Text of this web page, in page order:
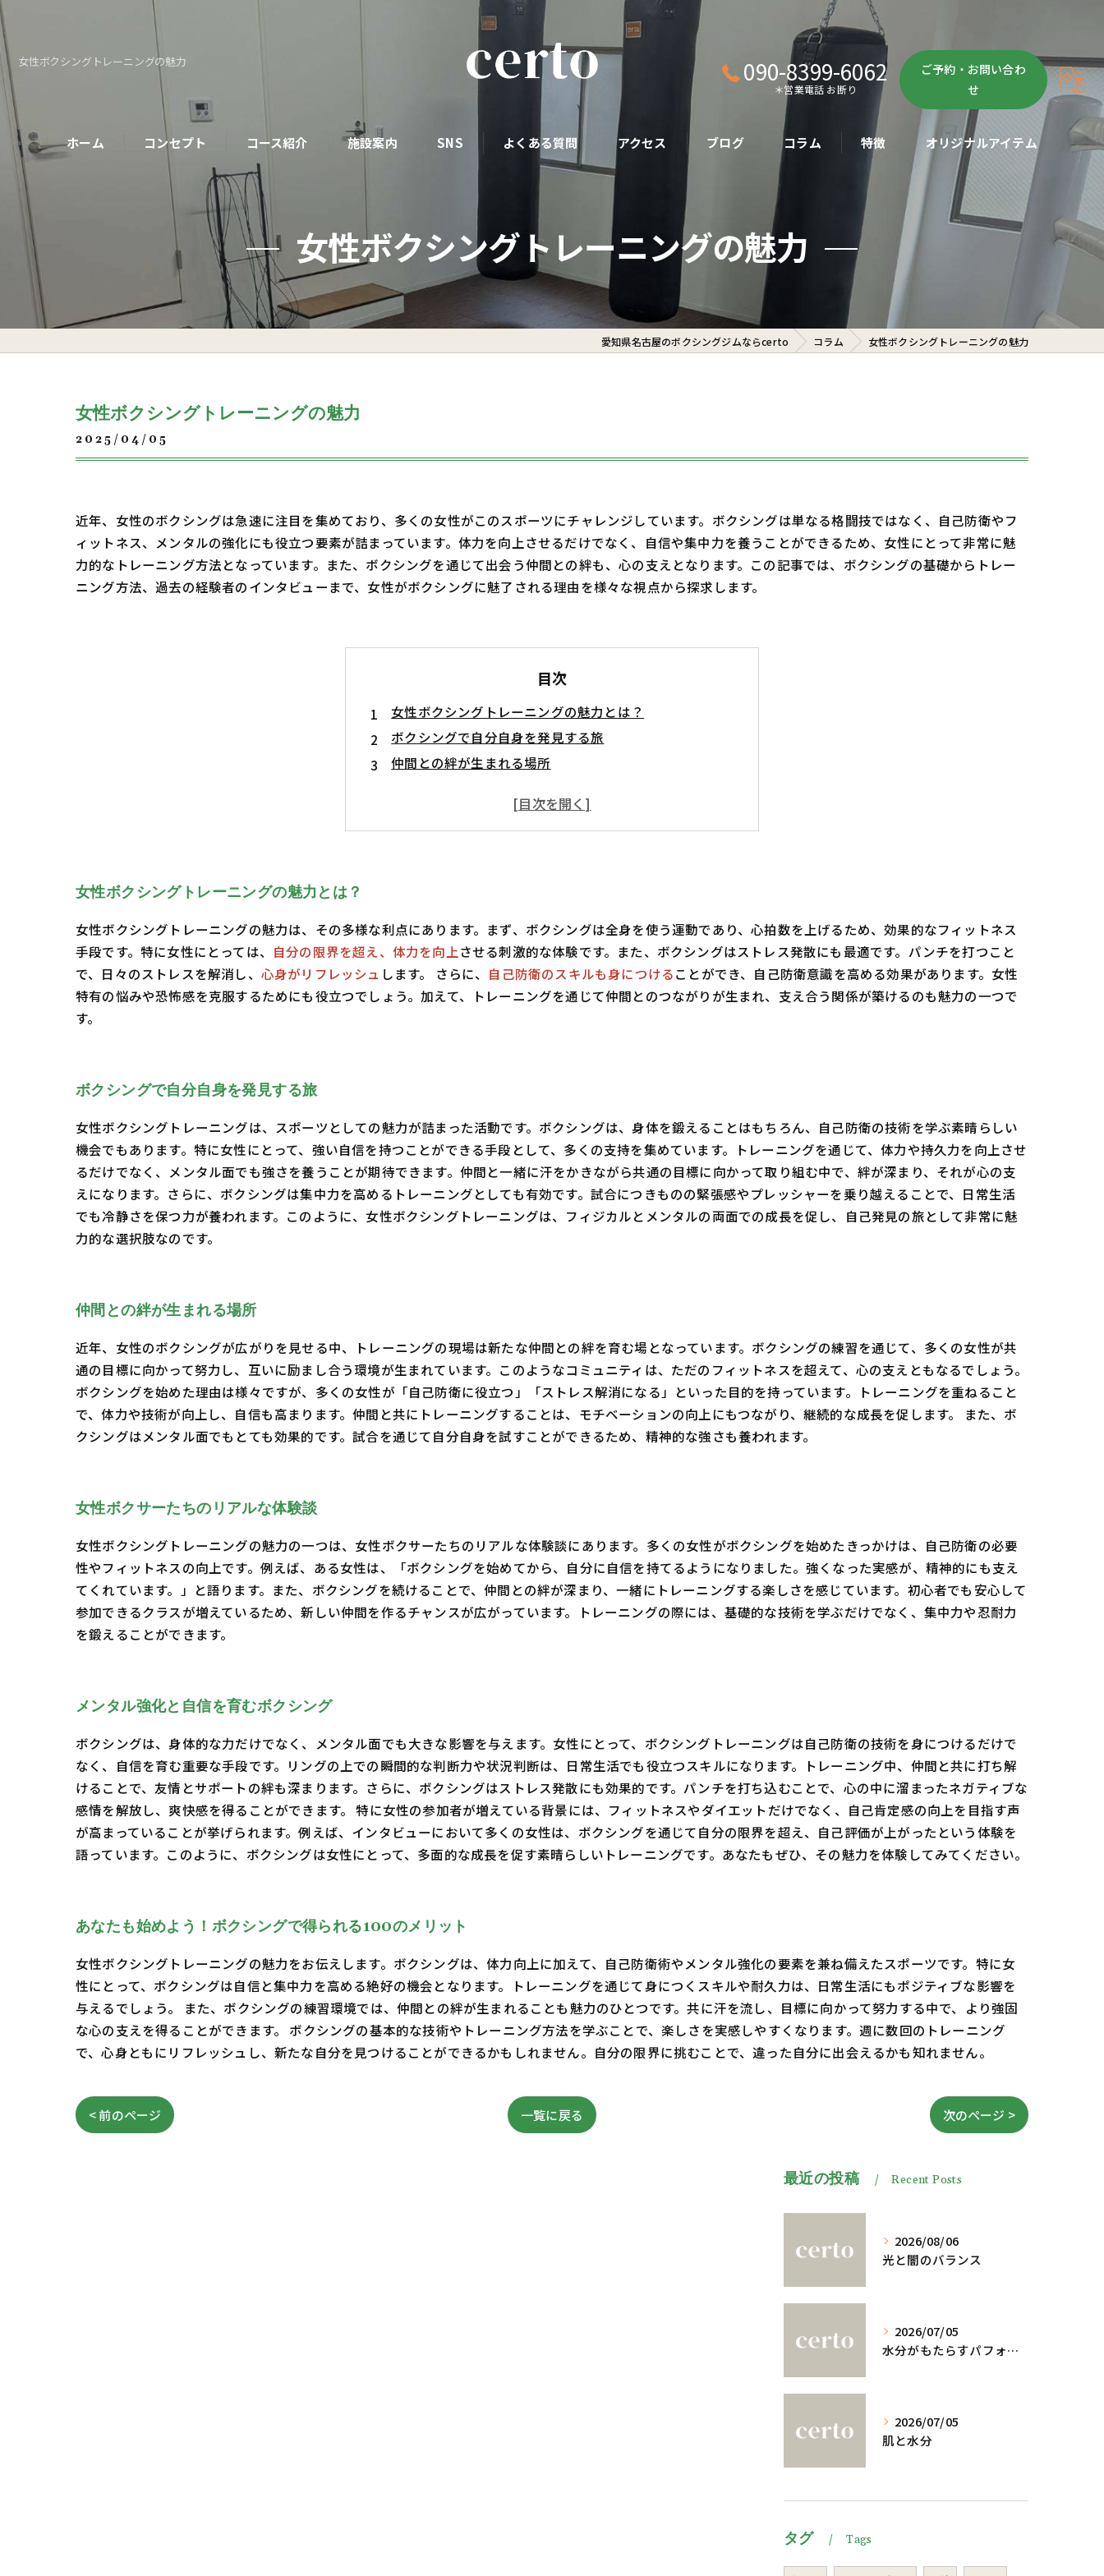
女性ボクシングトレーニングの魅力 090-8399-6062
＊営業電話 お断り
ご予約・お問い合わ
せ
ホーム コンセプト コース紹介
パーソナルコース
初めての方へ
施設案内 SNS よくある質問 アクセス ブログ コラム 特徴
ボクササイズ
パーソナル
ボディメイク
初心者
ダイエット
オリジナルアイテム
女性ボクシングトレーニングの魅力
愛知県名古屋のボクシングジムならcerto コラム 女性ボクシングトレーニングの魅力
女性ボクシングトレーニングの魅力
2025/04/05
近年、女性のボクシングは急速に注目を集めており、多くの女性がこのスポーツにチャレンジしています。ボクシングは単なる格闘技ではなく、自己防衛やフ
ィットネス、メンタルの強化にも役立つ要素が詰まっています。体力を向上させるだけでなく、自信や集中力を養うことができるため、女性にとって非常に魅
力的なトレーニング方法となっています。また、ボクシングを通じて出会う仲間との絆も、心の支えとなります。この記事では、ボクシングの基礎からトレー
ニング方法、過去の経験者のインタビューまで、女性がボクシングに魅了される理由を様々な視点から探求します。
目次
女性ボクシングトレーニングの魅力とは？
ボクシングで自分自身を発見する旅
仲間との絆が生まれる場所
メンタル強化と自信を育むボクシング
女性ボクシングトレーニングの魅力とは？
女性ボクシングトレーニングの魅力は、その多様な利点にあります。まず、ボクシングは全身を使う運動であり、心拍数を上げるため、効果的なフィットネス
手段です。特に女性にとっては、 自分の限界を超え、体力を向上させる刺激的な体験です。また、ボクシングはストレス発散にも最適です。パンチを打つこと
で、日々のストレスを解消し、 心身がリフレッシュ します。 さらに、 自己防衛のスキルも身につけることができ、自己防衛意識を高める効果があります。女性
特有の悩みや恐怖感を克服するためにも役立つでしょう。加えて、トレーニングを通じて仲間とのつながりが生まれ、支え合う関係が築けるのも魅力の一つで
す。
ボクシングで自分自身を発見する旅
女性ボクシングトレーニングは、スポーツとしての魅力が詰まった活動です。ボクシングは、身体を鍛えることはもちろん、自己防衛の技術を学ぶ素晴らしい
機会でもあります。特に女性にとって、強い自信を持つことができる手段として、多くの支持を集めています。トレーニングを通じて、体力や持久力を向上させ
るだけでなく、メンタル面でも強さを養うことが期待できます。仲間と一緒に汗をかきながら共通の目標に向かって取り組む中で、絆が深まり、それが心の支
えになります。さらに、ボクシングは集中力を高めるトレーニングとしても有効です。試合につきものの緊張感やプレッシャーを乗り越えることで、日常生活
でも冷静さを保つ力が養われます。このように、女性ボクシングトレーニングは、フィジカルとメンタルの両面での成長を促し、自己発見の旅として非常に魅
力的な選択肢なのです。
仲間との絆が生まれる場所
近年、女性のボクシングが広がりを見せる中、トレーニングの現場は新たな仲間との絆を育む場となっています。ボクシングの練習を通じて、多くの女性が共
通の目標に向かって努力し、互いに励まし合う環境が生まれています。このようなコミュニティは、ただのフィットネスを超えて、心の支えともなるでしょう。
ボクシングを始めた理由は様々ですが、多くの女性が「自己防衛に役立つ」「ストレス解消になる」といった目的を持っています。トレーニングを重ねること
で、体力や技術が向上し、自信も高まります。仲間と共にトレーニングすることは、モチベーションの向上にもつながり、継続的な成長を促します。 また、ボ
クシングはメンタル面でもとても効果的です。試合を通じて自分自身を試すことができるため、精神的な強さも養われます。
女性ボクサーたちのリアルな体験談
女性ボクシングトレーニングの魅力の一つは、女性ボクサーたちのリアルな体験談にあります。多くの女性がボクシングを始めたきっかけは、自己防衛の必要
性やフィットネスの向上です。例えば、ある女性は、「ボクシングを始めてから、自分に自信を持てるようになりました。強くなった実感が、精神的にも支え
てくれています。」と語ります。また、ボクシングを続けることで、仲間との絆が深まり、一緒にトレーニングする楽しさを感じています。初心者でも安心して
参加できるクラスが増えているため、新しい仲間を作るチャンスが広がっています。トレーニングの際には、基礎的な技術を学ぶだけでなく、集中力や忍耐力
を鍛えることができます。
メンタル強化と自信を育むボクシング
ボクシングは、身体的な力だけでなく、メンタル面でも大きな影響を与えます。女性にとって、ボクシングトレーニングは自己防衛の技術を身につけるだけで
なく、自信を育む重要な手段です。リングの上での瞬間的な判断力や状況判断は、日常生活でも役立つスキルになります。トレーニング中、仲間と共に打ち解
けることで、友情とサポートの絆も深まります。さらに、ボクシングはストレス発散にも効果的です。パンチを打ち込むことで、心の中に溜まったネガティブな
感情を解放し、爽快感を得ることができます。 特に女性の参加者が増えている背景には、フィットネスやダイエットだけでなく、自己肯定感の向上を目指す声
が高まっていることが挙げられます。例えば、インタビューにおいて多くの女性は、ボクシングを通じて自分の限界を超え、自己評価が上がったという体験を
語っています。このように、ボクシングは女性にとって、多面的な成長を促す素晴らしいトレーニングです。あなたもぜひ、その魅力を体験してみてください。
あなたも始めよう！ボクシングで得られる100のメリット
女性ボクシングトレーニングの魅力をお伝えします。ボクシングは、体力向上に加えて、自己防衛術やメンタル強化の要素を兼ね備えたスポーツです。特に女
性にとって、ボクシングは自信と集中力を高める絶好の機会となります。トレーニングを通じて身につくスキルや耐久力は、日常生活にもポジティブな影響を
与えるでしょう。 また、ボクシングの練習環境では、仲間との絆が生まれることも魅力のひとつです。共に汗を流し、目標に向かって努力する中で、より強固
な心の支えを得ることができます。 ボクシングの基本的な技術やトレーニング方法を学ぶことで、楽しさを実感しやすくなります。週に数回のトレーニング
で、心身ともにリフレッシュし、新たな自分を見つけることができるかもしれません。自分の限界に挑むことで、違った自分に出会えるかも知れません。
< 前のページ 一覧に戻る 次のページ >
最近の投稿 Recent Posts
2026/08/06
光と闇のバランス
2026/07/05
水分がもたらすパフォーマンスへの影響
2026/07/05
肌と水分
タグ Tags